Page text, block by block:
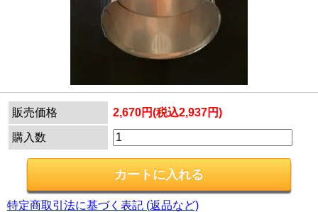
販売価格 2,670円(税込2,937円)
購入数
特定商取引法に基づく表記 (返品など)